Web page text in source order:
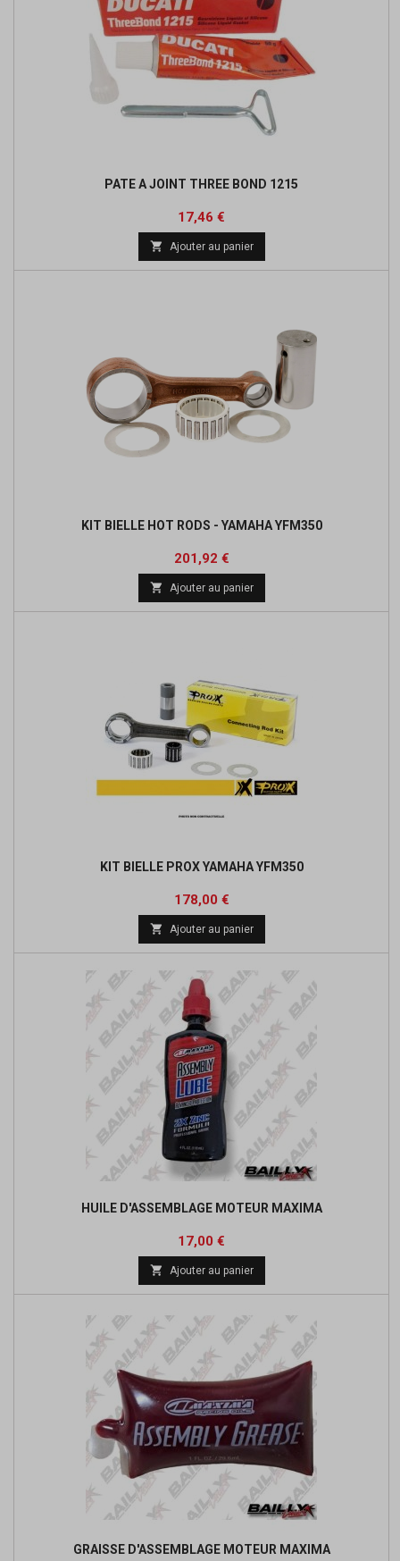
PATE A JOINT THREE BOND 1215
Prix
17,46 €
base
 Ajouter au panier
KIT BIELLE HOT RODS - YAMAHA YFM350
Prix
201,92 €Prix
de
base
 Ajouter au panier
KIT BIELLE PROX YAMAHA YFM350
Prix
178,00 €
 Ajouter au panier
HUILE D'ASSEMBLAGE MOTEUR MAXIMA
Prix
17,00 €
 Ajouter au panier
GRAISSE D'ASSEMBLAGE MOTEUR MAXIMA